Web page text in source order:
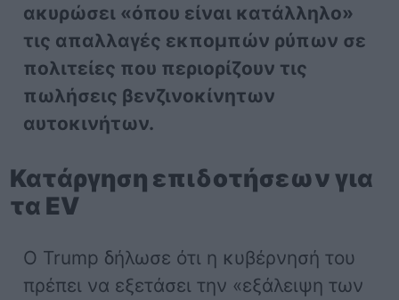
ακυρώσει «όπου είναι κατάλληλο»
τις απαλλαγές εκπομπών ρύπων σε
πολιτείες που περιορίζουν τις
πωλήσεις βενζινοκίνητων
αυτοκινήτων.
Κατάργηση επιδοτήσεων για
τα EV
Ο Trump δήλωσε ότι η κυβέρνησή του
πρέπει να εξετάσει την «εξάλειψη των